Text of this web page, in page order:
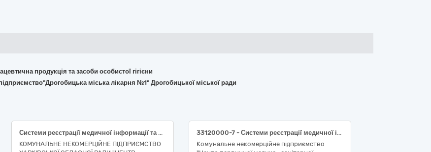
продукція та засоби особистої гігієни
міська лікарня №1" Дрогобицької міської ради
Системи реєстрації медичної інформації та дослідне обладнання
КОМУНАЛЬНЕ НЕКОМЕРЦІЙНЕ ПІДПРИЄМСТВО
33120000-7 - Системи реєстрації медичної інформації та дослідне обладнання (Тести швидкі біохімічних показників сечі (закрита система): глюкоза, білірубін, кетон, питома вага, кров, pH, білок, уробіліноген, нітрит, лейкоцити, Напівавтоматичний, Кількісний, Cormay URI-TEX 300, 100 шт., Тест-смужка для сечового аналізатора Cormay URI-TEX 300(код НК 024:2023 54514 Численні аналіти сечі IVD (діагностика invitro), набір,колориметрична тест-смужка, експрес -аналіз, код НК 031:2024 W 01010602))
Комунальне некомерційне підприємство